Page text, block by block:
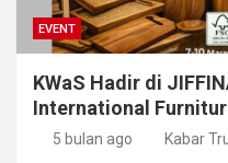
EVENT
KWaS Hadir di
International
5 bulan ago Kabar